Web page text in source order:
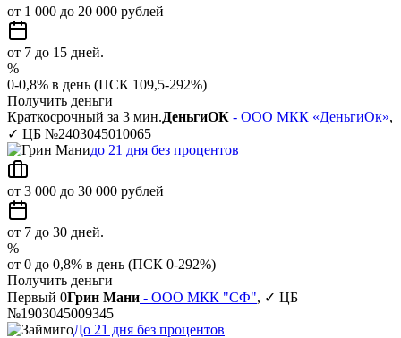
от 1 000 до 20 000 рублей
от 7 до 15 дней.
%
0-0,8% в день (ПСК 109,5-292%)
Получить деньги
Краткосрочный за 3 мин.ДеньгиОК - ООО МКК «ДеньгиОк»,
✓ ЦБ №2403045010065
до 21 дня без процентов
от 3 000 до 30 000 рублей
от 7 до 30 дней.
%
от 0 до 0,8% в день (ПСК 0-292%)
Получить деньги
Первый 0Грин Мани - ООО МКК "СФ", ✓ ЦБ
№1903045009345
До 21 дня без процентов